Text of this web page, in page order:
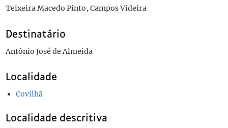
Teixeira Macedo Pinto, Campos Videira
Destinatário
António José de Almeida
Localidade
Covilhã
Localidade descritiva